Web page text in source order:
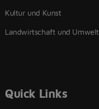
Kultur und Kunst
Landwirtschaft und Umwelt
Quick Links